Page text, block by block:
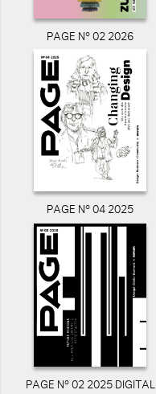
PAGE N° 02 2026
PAGE N° 04 2025
PAGE N° 02 2025 DIGITAL